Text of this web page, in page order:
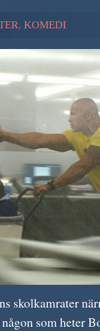
, KOMEDI
skolkamrater
som heter